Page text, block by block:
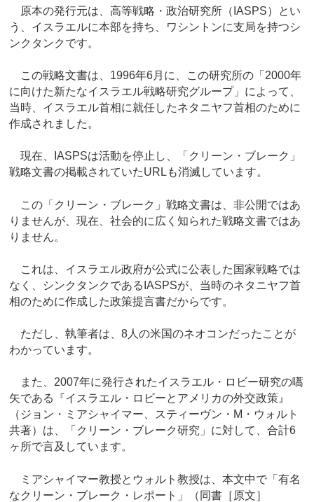
原本の発行元は、高等戦略・政治研究所（IASPS）とい
う、イスラエルに本部を持ち、ワシントンに支局を持つシ
ンクタンクです。
この戦略文書は、1996年6月に、この研究所の「2000年
に向けた新たなイスラエル戦略研究グループ」によって、
当時、イスラエル首相に就任したネタニヤフ首相のために
作成されました。
現在、IASPSは活動を停止し、「クリーン・ブレーク」
戦略文書の掲載されていたURLも消滅しています。
この「クリーン・ブレーク」戦略文書は、非公開ではあ
りませんが、現在、社会的に広く知られた戦略文書ではあ
りません。
これは、イスラエル政府が公式に公表した国家戦略では
なく、シンクタンクであるIASPSが、当時のネタニヤフ首
相のために作成した政策提言書だからです。
ただし、執筆者は、8人の米国のネオコンだったことが
わかっています。
また、2007年に発行されたイスラエル・ロビー研究の嚆
矢である『イスラエル・ロビーとアメリカの外交政策』
（ジョン・ミアシャイマー、スティーヴン・M・ウォルト
共著）は、「クリーン・ブレーク研究」に対して、合計6
ヶ所で言及しています。
ミアシャイマー教授とウォルト教授は、本文中で「有名
なクリーン・ブレーク・レポート」（同書［原文］